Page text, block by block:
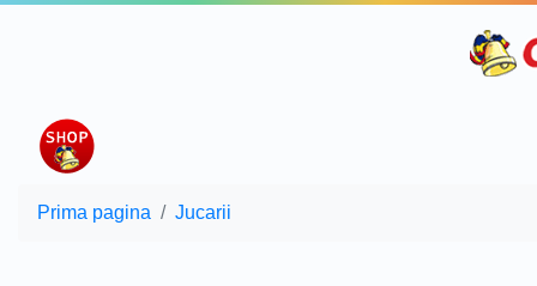
Prima pagina Jucarii